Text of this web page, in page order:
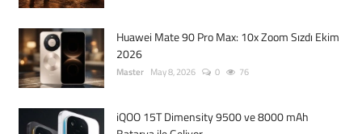
Huawei Mate 90 Pro Max: 10x Zoom Sızdı Ekim
2026
Master May 8, 2026 0 76
iQOO 15T Dimensity 9500 ve 8000 mAh